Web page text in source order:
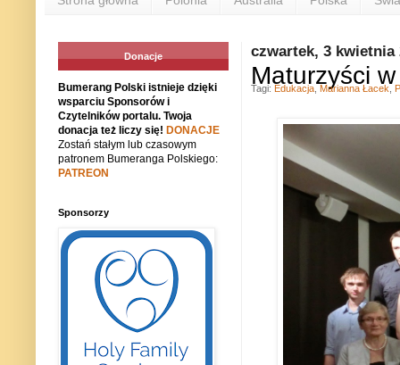
czwartek, 3 kwietnia
Maturzyści
Tagi: Edukacja Marianna Łacek
Donacje
Bumerang Polski istnieje dzięki
wsparciu Sponsorów i
Czytelników portalu. Twoja
donacja też liczy się! DONACJE
Zostań stałym lub czasowym
patronem Bumeranga Polskiego:
PATREON
Sponsorzy